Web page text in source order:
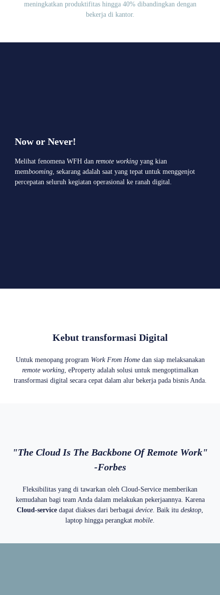
meningkatkan produktifitas hingga 40% dibandingkan dengan
bekerja di kantor.
Now or Never!
Melihat fenomena WFH dan remote working yang kian
membooming , sekarang adalah saat yang tepat untuk menggenjot
percepatan seluruh kegiatan operasional ke ranah digital.
Kebut transformasi Digital
Untuk menopang program Work From Homedan siap melaksanakan
remote working, eProperty adalah solusi untuk mengoptimalkan
transformasi digital secara cepat dalam alur bekerja pada bisnis Anda.
"The Cloud Is The Backbone Of Remote Work"
-Forbes
Fleksibilitas yang di tawarkan oleh Cloud-Service memberikan
kemudahan bagi team Anda dalam melakukan pekerjaannya. Karena
Cloud-service dapat diakses dari berbagai device. Baik itu desktop,
laptop hingga perangkat mobile.